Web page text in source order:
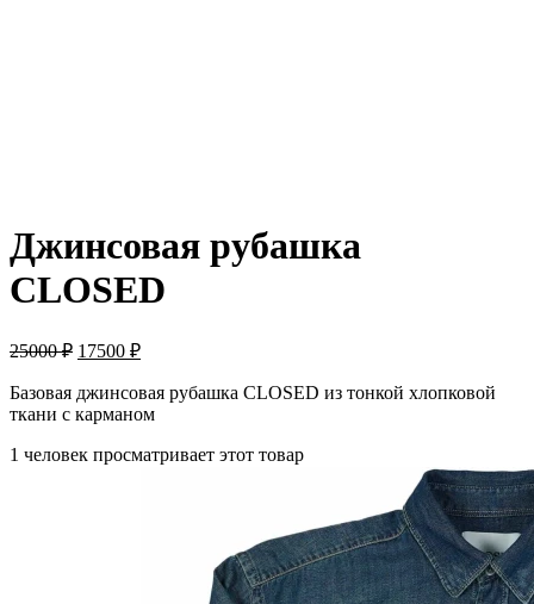
Джинсовая рубашка
CLOSED
25000₽ 17500 ₽
Базовая джинсовая рубашка CLOSED из тонкой хлопковой
ткани с карманом
1 человек просматривает этот товар